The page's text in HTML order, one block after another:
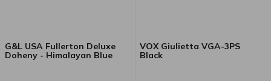
G&L USA Fullerton Deluxe
Doheny - Himalayan Blue
VOX Giulietta VGA-3PS
Black